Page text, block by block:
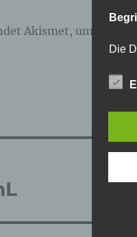
Akismet, um Spam
Die
dies
Wir